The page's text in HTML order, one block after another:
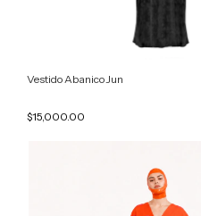
Vestido Abanico Jun
$15,000.00